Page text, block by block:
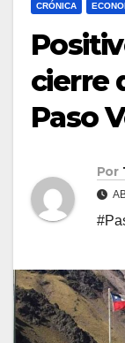
CRÓNICA
cierre
Paso
Por